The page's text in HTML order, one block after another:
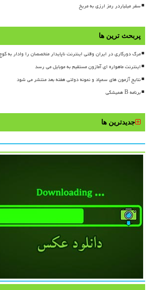
سفر میلیاردر رمز ارزی به مریخ
پربحث ترین ها
مرگ دورکاری در ایران وقتی اینترنت ناپایدار متخصصان را وادار به
اینترنت ماهواره ای آمازون مستقیم به موبایل می رسد
نتایج آزمون های سمپاد و نمونه دولتی هفته بعد منتشر می شود
برنامه B همیشگی
جدیدترین ها